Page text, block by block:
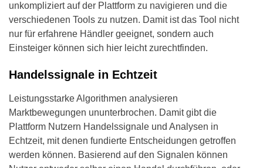
unkompliziert auf der Plattform zu navigieren und die
verschiedenen Tools zu nutzen. Damit ist das Tool nicht
nur für erfahrene Händler geeignet, sondern auch
Einsteiger können sich hier leicht zurechtfinden.
Handelssignale in Echtzeit
Leistungsstarke Algorithmen analysieren
Marktbewegungen ununterbrochen. Damit gibt die
Plattform Nutzern Handelssignale und Analysen in
Echtzeit, mit denen fundierte Entscheidungen getroffen
werden können. Basierend auf den Signalen können